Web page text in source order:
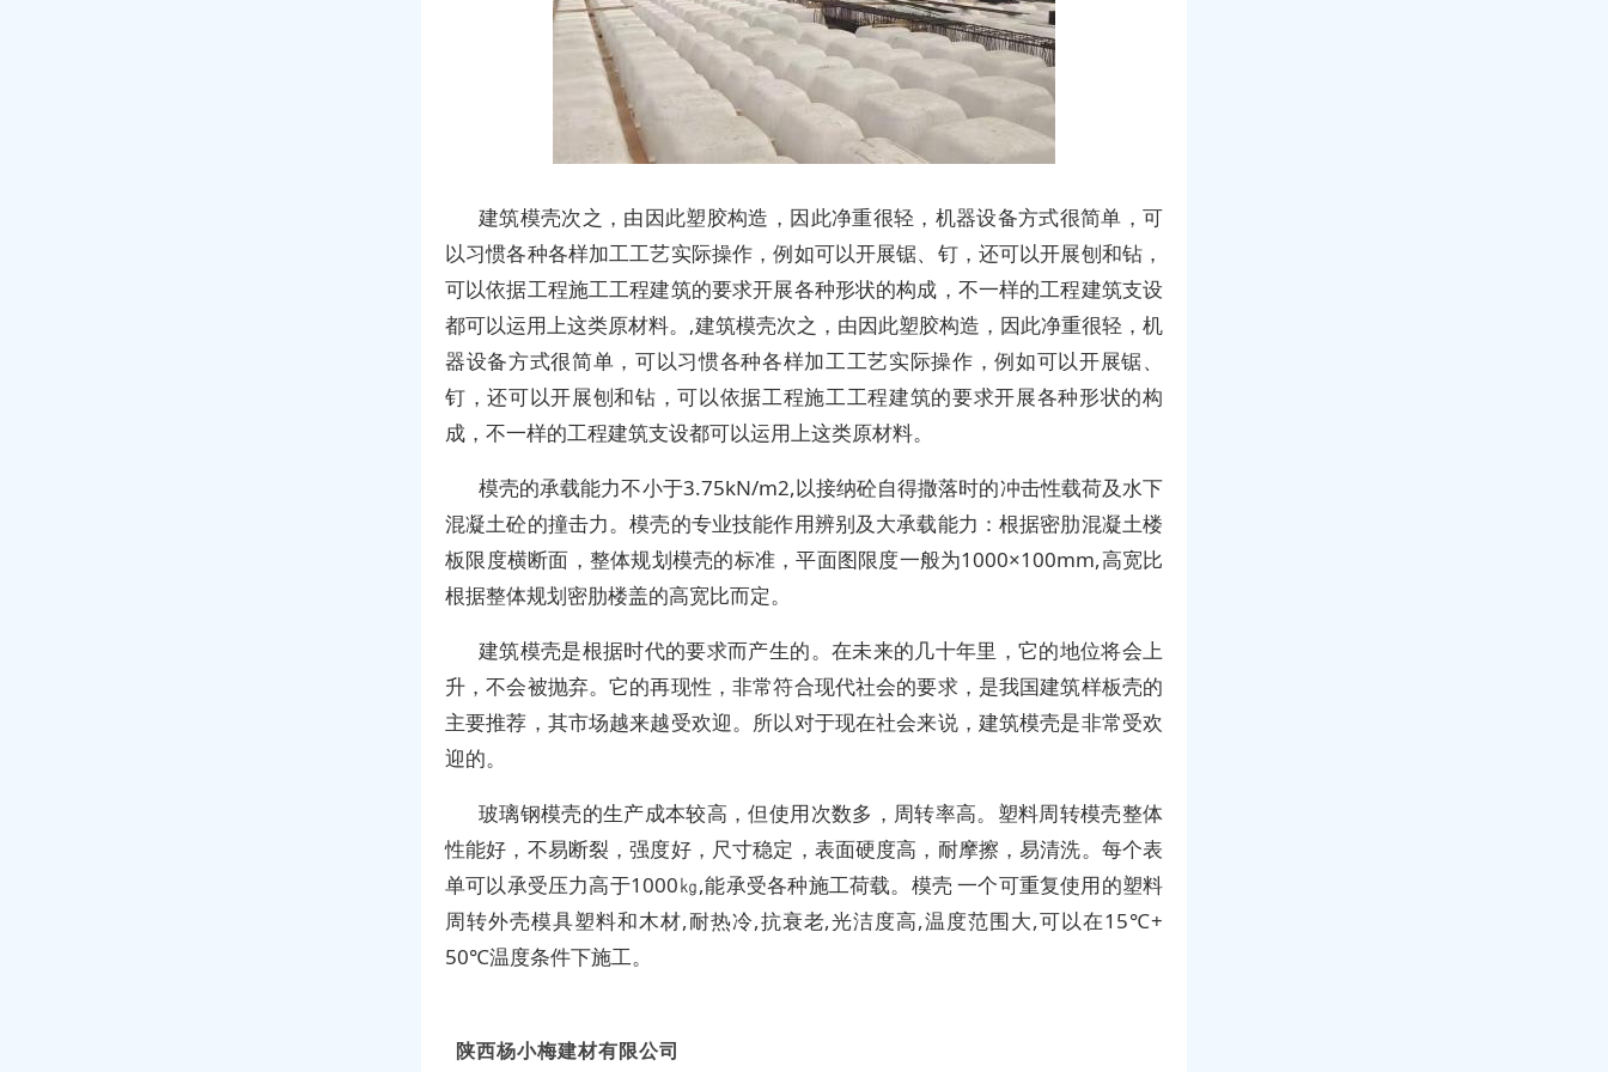
建筑模壳次之，由因此塑胶构造，因此净重很轻，机器设备方式很简单，可
以习惯各种各样加工工艺实际操作，例如可以开展锯、钉，还可以开展刨和钻，
可以依据工程施工工程建筑的要求开展各种形状的构成，不一样的工程建筑支设
都可以运用上这类原材料。,建筑模壳次之，由因此塑胶构造，因此净重很轻，机
器设备方式很简单，可以习惯各种各样加工工艺实际操作，例如可以开展锯、
钉，还可以开展刨和钻，可以依据工程施工工程建筑的要求开展各种形状的构
成，不一样的工程建筑支设都可以运用上这类原材料。
模壳的承载能力不小于3.75kN/m2,以接纳砼自得撒落时的冲击性载荷及水下
混凝土砼的撞击力。模壳的专业技能作用辨别及大承载能力：根据密肋混凝土楼
板限度横断面，整体规划模壳的标准，平面图限度一般为1000×100mm,高宽比
根据整体规划密肋楼盖的高宽比而定。
建筑模壳是根据时代的要求而产生的。在未来的几十年里，它的地位将会上
升，不会被抛弃。它的再现性，非常符合现代社会的要求，是我国建筑样板壳的
主要推荐，其市场越来越受欢迎。所以对于现在社会来说，建筑模壳是非常受欢
迎的。
玻璃钢模壳的生产成本较高，但使用次数多，周转率高。塑料周转模壳整体
性能好，不易断裂，强度好，尺寸稳定，表面硬度高，耐摩擦，易清洗。每个表
单可以承受压力高于1000㎏,能承受各种施工荷载。模壳 一个可重复使用的塑料
周转外壳模具塑料和木材,耐热冷,抗衰老,光洁度高,温度范围大,可以在15℃+
50℃温度条件下施工。
陕西杨小梅建材有限公司